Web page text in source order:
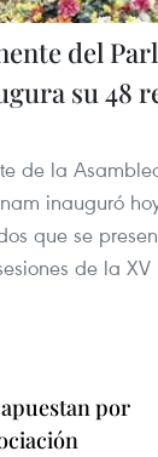
del
su 48
de la
inauguró
que se
de la
por